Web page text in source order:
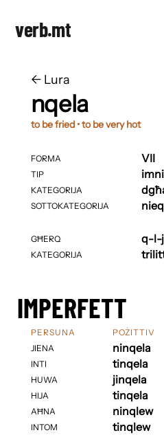
verb.mt
← ​​Lura
nqela
to be fried • to be very hot
FORMA
TIP
KATEGORIJA
SOTTOKATEGORIJA
GĦERQ
KATEGORIJA
VII
q-l-j
IMPERFETT
PERSUNA
JIENA
INTI
HUWA
HIJA
AĦNA
INTOM
POŻITTIV
ninqela
tinqela
jinqela
tinqela
ninqlew
tinqlew